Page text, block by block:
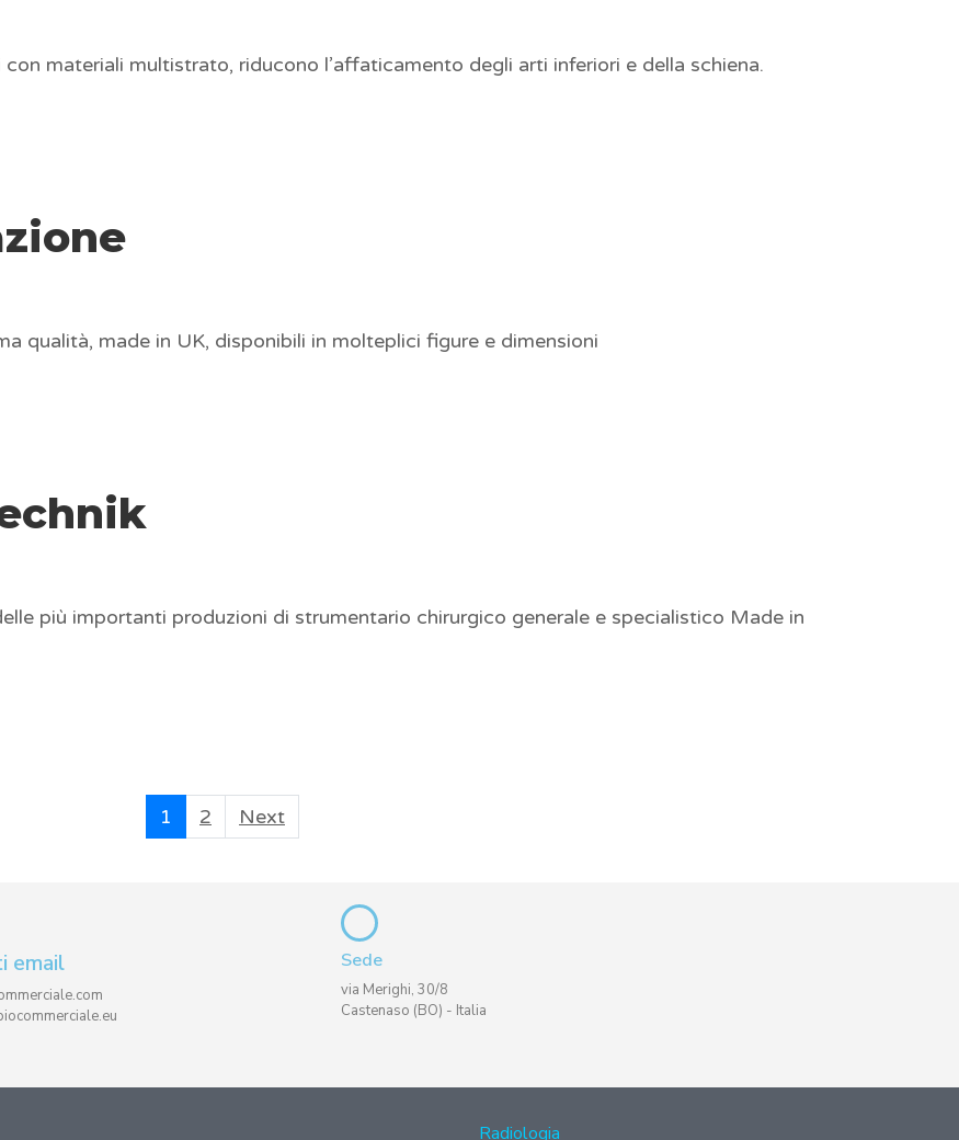
materiali multistrato, riducono l’affaticamento degli arti inferiori e della schiena.
qualità, made in UK, disponibili in molteplici figure e dimensioni
più importanti produzioni di strumentario chirurgico generale e specialistico Made in
1 2 Next
email Sede
via Merighi, 30/8
Castenaso (BO) - Italia
Radiologia